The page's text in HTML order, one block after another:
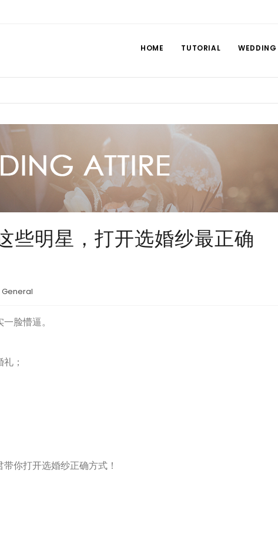
HOME TUTORIAL
些明星，打开选婚纱最正确
General
脸懵逼。
；
你打开选婚纱正确方式！